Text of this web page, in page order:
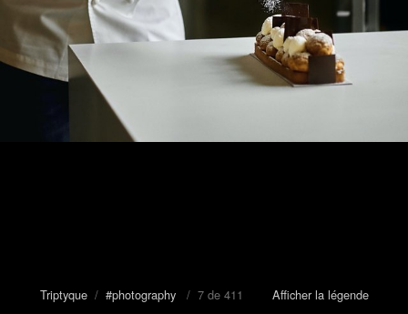
Triptyque/ #photography/ 7 de 411 Afficher la légende